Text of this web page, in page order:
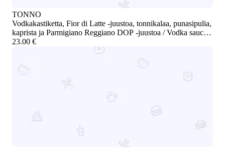
TONNO
Vodkakastiketta, Fior di Latte -juustoa, tonnikalaa, punasipulia,
kaprista ja Parmigiano Reggiano DOP -juustoa / Vodka sauce,
Fior di Latte cheese, tuna, red onion, capers, and Parmigiano
23.00 €